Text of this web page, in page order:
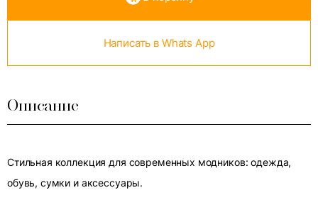
Написать в Whats App
Описание
Стильная коллекция для современных модников: одежда,
обувь, сумки и аксессуары.